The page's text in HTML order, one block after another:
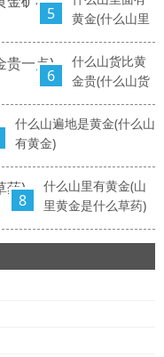
5
黄金(什么山里
6
什么山货比黄
金贵(什么山货
什么山遍地是黄金(什么山
有黄金)
8
什么山里有黄金(山
里黄金是什么草药)